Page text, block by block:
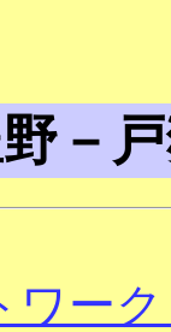
－
ワー